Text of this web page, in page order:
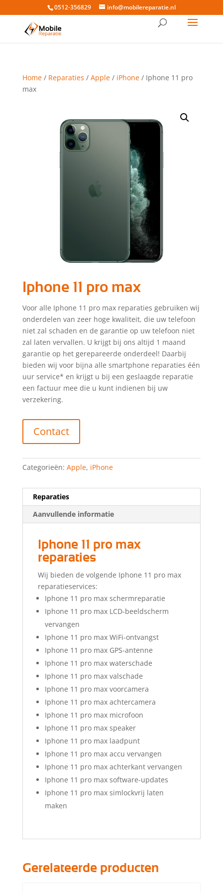
0512-356829 info@mobilereparatie.nl
Home/ Reparaties / Apple/ iPhone/ Iphone 11 pro
max
Iphone 11 pro max
Voor alle Iphone 11 pro max reparaties gebruiken wij
onderdelen van zeer hoge kwaliteit, die uw telefoon
niet zal schaden en de garantie op uw telefoon niet
zal laten vervallen. U krijgt bij ons altijd 1 maand
garantie op het gerepareerde onderdeel! Daarbij
bieden wij voor bijna alle smartphone reparaties één
uur service* en krijgt u bij een geslaagde reparatie
een factuur mee die u kunt indienen bij uw
verzekering.
Contact
Categorieën: Apple, iPhone
Reparaties
Aanvullende informatie
Iphone 11 pro max
reparaties
Wij bieden de volgende Iphone 11 pro max
reparatieservices:
Iphone 11 pro max schermreparatie
Iphone 11 pro max LCD-beeldscherm
vervangen
Iphone 11 pro max WiFi-ontvangst
Iphone 11 pro max GPS-antenne
Iphone 11 pro max waterschade
Iphone 11 pro max valschade
Iphone 11 pro max voorcamera
Iphone 11 pro max achtercamera
Iphone 11 pro max microfoon
Iphone 11 pro max speaker
Iphone 11 pro max laadpunt
Iphone 11 pro max accu vervangen
Iphone 11 pro max achterkant vervangen
Iphone 11 pro max software-updates
Iphone 11 pro max simlockvrij laten
maken
Gerelateerde producten